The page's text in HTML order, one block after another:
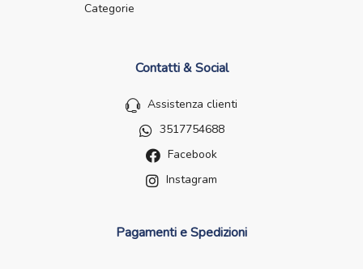
Categorie
Contatti & Social
Assistenza clienti
3517754688
Facebook
Instagram
Pagamenti e Spedizioni